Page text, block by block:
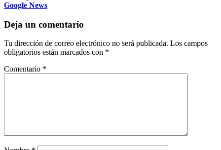
Google News
Deja un comentario
Tu dirección de correo electrónico no será publicada. Los campos
obligatorios están marcados con *
Comentario *